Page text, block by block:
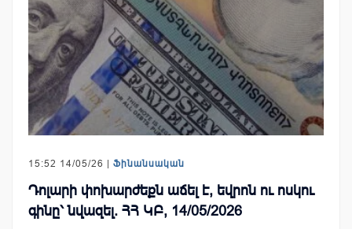
15:52 14/05/26 | Ֆինանսական
Դոլարի փոխարժեքն աճել է, եվրոն ու ոսկու
գինը՝ նվազել. ՀՀ ԿԲ, 14/05/2026